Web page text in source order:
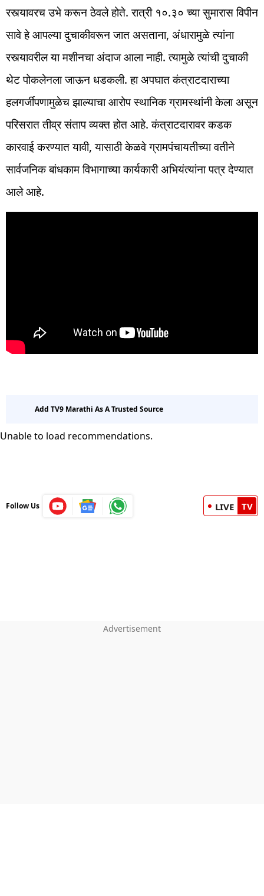
रस्त्यावरच उभे करून ठेवले होते. रात्री १०.३० च्या सुमारास विपीन
सावे हे आपल्या दुचाकीवरून जात असताना, अंधारामुळे त्यांना
रस्त्यावरील या मशीनचा अंदाज आला नाही. त्यामुळे त्यांची दुचाकी
थेट पोकलेनला जाऊन धडकली. हा अपघात कंत्राटदाराच्या
हलगर्जीपणामुळेच झाल्याचा आरोप स्थानिक ग्रामस्थांनी केला असून
परिसरात तीव्र संताप व्यक्त होत आहे. कंत्राटदारावर कडक
कारवाई करण्यात यावी, यासाठी केळवे ग्रामपंचायतीच्या वतीने
सार्वजनिक बांधकाम विभागाच्या कार्यकारी अभियंत्यांना पत्र देण्यात
आले आहे.
Add TV9 Marathi As A Trusted Source
Unable to load recommendations.
Follow Us LIVE TV